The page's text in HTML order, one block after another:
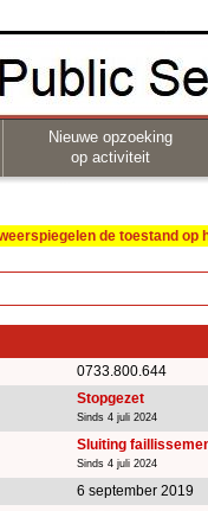
Nieuwe opzoeking
op activiteit
de toestand
0733.800.644
Stopgezet
Sinds 4 juli 2024
Sluiting
Sinds 4 juli 2024
6 september 2019